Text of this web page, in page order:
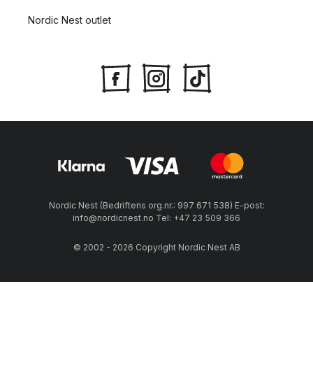
Nordic Nest outlet
Nordic Nest (Bedriftens org.nr.: 997 671 538) E-post:
info@nordicnest.no Tel: +47 23 509 366
© 2002 - 2026 Copyright Nordic Nest AB